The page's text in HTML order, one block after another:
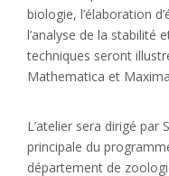
biologie, l’élaboration
l’analyse de la stabilité
techniques seront
Mathematica et
L’atelier sera dirigé par
principale du
département de